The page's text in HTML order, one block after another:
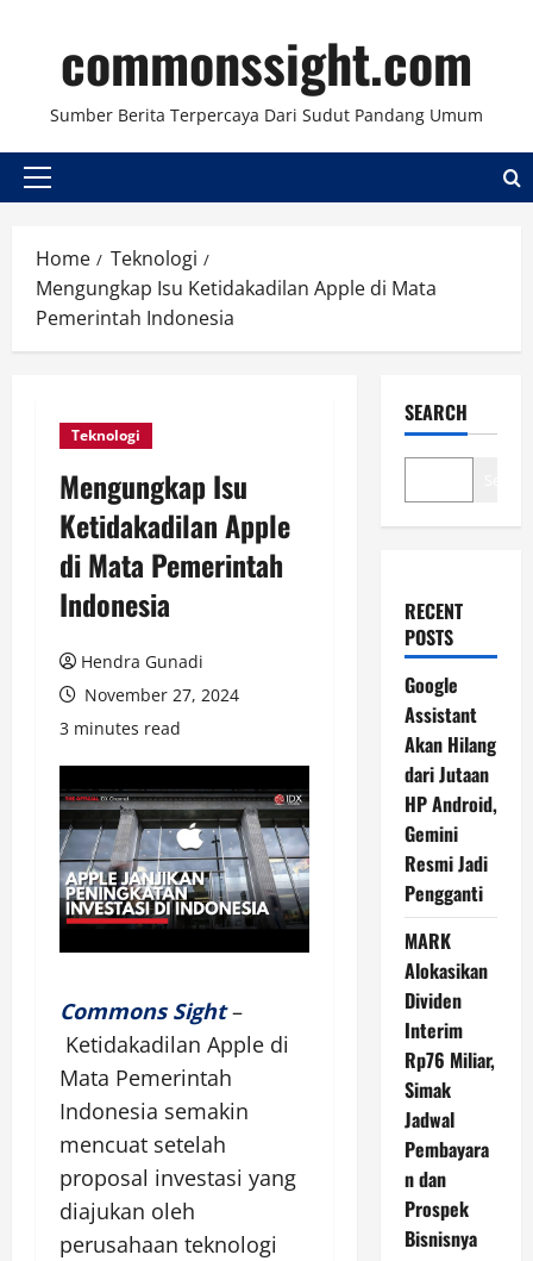
contentcommonssight.com
Sumber Berita Terpercaya Dari Sudut Pandang Umum
Primary
Home
Teknologi
Mengungkap Isu Ketidakadilan Apple di Mata
Pemerintah Indonesia
Teknologi
Mengungkap Isu
Ketidakadilan Apple
di Mata Pemerintah
Indonesia
Hendra Gunadi
November 27, 2024
3 minutes read
Commons Sight–
Ketidakadilan Apple di
Mata Pemerintah
Indonesia semakin
mencuat setelah
proposal investasi yang
diajukan oleh
perusahaan teknologi
SEARCH
RECENT
POSTS
Google
Assistant
Akan Hilang
dari Jutaan
HP Android,
Gemini
Resmi Jadi
Pengganti
MARK
Alokasikan
Dividen
Interim
Rp76 Miliar,
Simak
Jadwal
Pembayara
n dan
Prospek
Bisnisnya